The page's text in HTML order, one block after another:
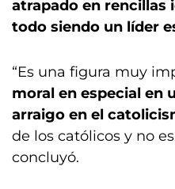
atrapado en rencillas
todo siendo un líder
“Es una figura muy
moral en especial en
arraigo en el
de los católicos y no
concluyó.